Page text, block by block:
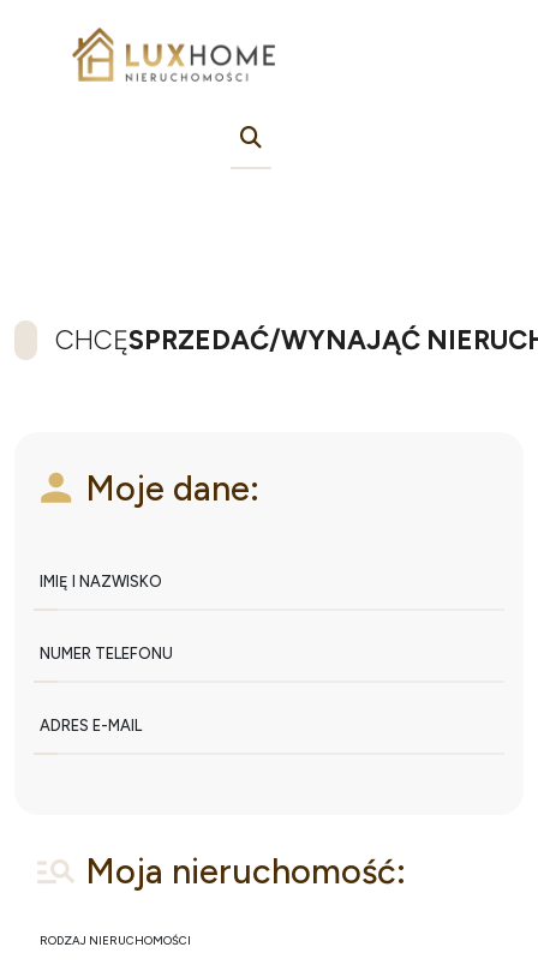
CHCĘSPRZEDAĆ/WYNAJĄĆ
Moje dane:
IMIĘ I NAZWISKO
NUMER TELEFONU
ADRES E-MAIL
Moja nieruchomość:
RODZAJ NIERUCHOMOŚCI